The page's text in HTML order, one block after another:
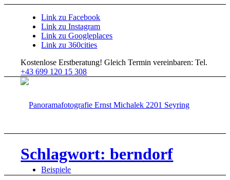
Link zu Facebook
Link zu Instagram
Link zu Googleplaces
Link zu 360cities
Kostenlose Erstberatung! Gleich Termin vereinbaren: Tel.
+43 699 120 15 308
Beispiele
Schlagwort: berndorf